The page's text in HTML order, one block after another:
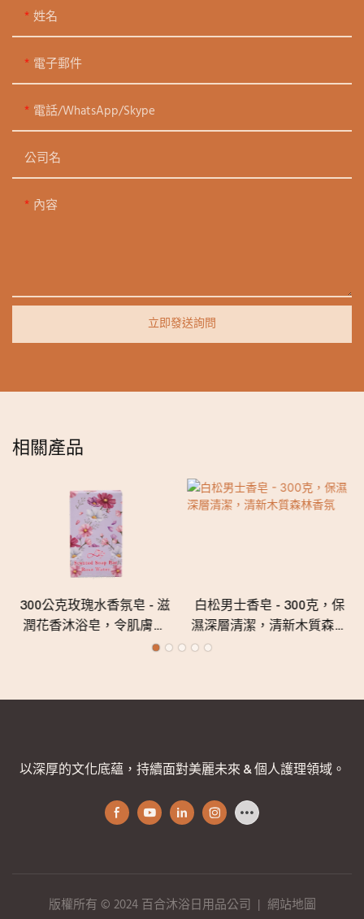
姓名
電子郵件
電話/WhatsApp/Skype
公司名
內容
立即發送詢問
相關產品
300公克玫瑰水香氛皂 - 滋
潤花香沐浴皂，令肌膚柔
白松男士香皂 - 300克，保
濕深層清潔，清新木質森林
以深厚的文化底蘊，持續面對美麗未來 & 個人護理領域。
版權所有 © 2024 百合沐浴日用品公司 | 網站地圖